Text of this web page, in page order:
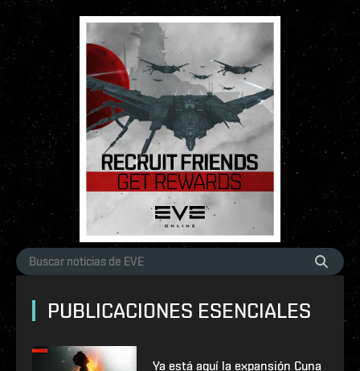
PUBLICACIONES ESENCIALES
Ya está aquí la expansión Cuna